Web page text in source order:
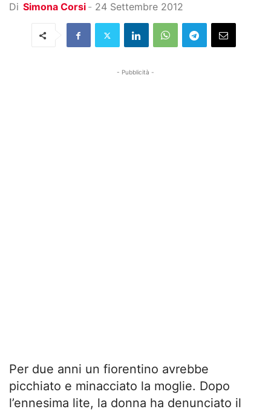
Di Simona Corsi - 24 Settembre 2012
- Pubblicità -
Per due anni un fiorentino avrebbe
picchiato e minacciato la moglie. Dopo
l’ennesima lite, la donna ha denunciato il